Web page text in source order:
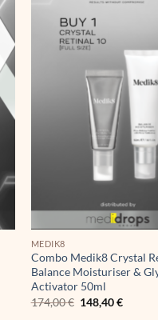
MEDIK8
Combo Medik8 Crystal
Balance Moisturiser &
Activator 50ml
174,00€ Original
price
148,40€Η